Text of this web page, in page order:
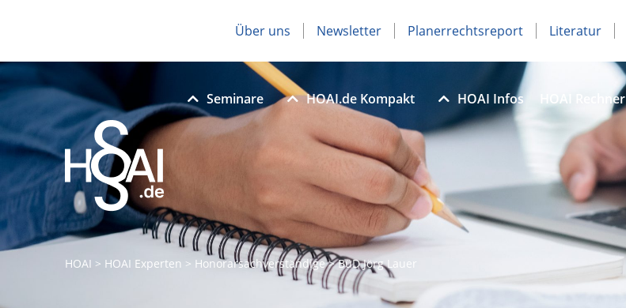
Über uns Newsletter Planerrechtsreport Literatur
Seminare HOAI.de Kompakt HOAI Infos HOAI Rechner
HOAI > HOAI Experten > Honorarsachverständige>BüD Jörg Lauer